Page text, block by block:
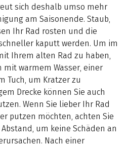
sich deshalb umso mehr
am Saisonende. Staub,
Ihr Rad rosten und die
kaputt werden. Um im
Ihrem alten Rad zu haben,
mit warmem Wasser, einer
Tuch, um Kratzer zu
Drecke können Sie auch
Wenn Sie lieber Ihr Rad
putzen möchten, achten Sie
um keine Schäden an
Nach einer